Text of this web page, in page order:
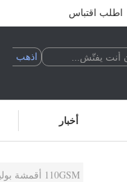
اطلب اقتباس
أخبار
110GSM أقمشة بوليستر شبكة للملابس الرياضية بطانة ملابس السلامة المرورية نيون برتقالي